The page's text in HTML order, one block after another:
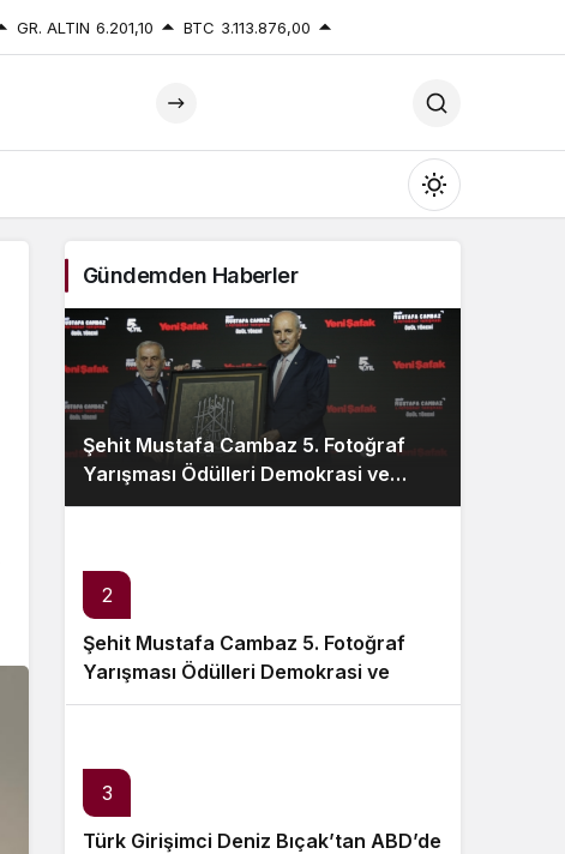
GR. ALTIN 6.201,10 BTC 3.113.876,00
Mod
değiştir
Gündüz Modu
Gündüz modunu seçin.
Gece Modu
Gündemden Haberler
Şehit Mustafa Cambaz 5. Fotoğraf
Yarışması Ödülleri Demokrasi ve
Özgürlükler Adası’nda Sahiplerini
2
Şehit Mustafa Cambaz 5. Fotoğraf
Yarışması Ödülleri Demokrasi ve
Özgürlükler Adası’nda Sahiplerini
3
Türk Girişimci Deniz Bıçak’tan ABD’de